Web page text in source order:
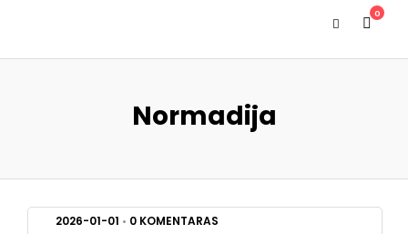
0
Normadija
2026-01-01 • 0 KOMENTARAS